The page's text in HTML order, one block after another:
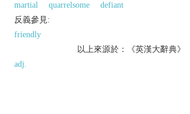
martial
quarrelsome
defiant
反義參見:
friendly
以上來源於：《英漢大辭典》
adj.